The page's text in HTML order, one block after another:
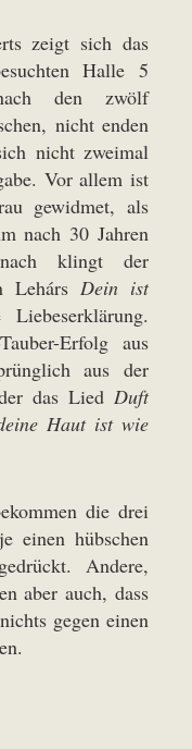
zeigt sich das
Halle 5
den zwölf
nicht enden
nicht zweimal
Vor allem ist
gewidmet, als
nach 30 Jahren
klingt der
Lehárs Dein ist
Erfolg aus
aus der
das Lied Duft
Haut ist wie
die drei
einen hübschen
Andere,
aber auch, dass
gegen einen